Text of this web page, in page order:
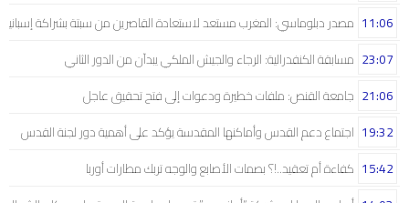
مصدر دبلوماسي: المغرب مستعد لاستعادة القاصرين من سبتة بشراكة إسبانية 11:06
مسابقة الكنفدرالية: الرجاء والجيش الملكي يبدآن من الدور الثاني 23:07
جامعة القنص: ملفات خطيرة ودعوات إلى فتح تحقيق عاجل 21:06
اجتماع دعم القدس وأماكنها المقدسة يؤكد على أهمية دور لجنة القدس 19:32
كفاءة أم تعقيد..!؟ بصمات الأصابع والوجه تربك مطارات أوربا 15:42